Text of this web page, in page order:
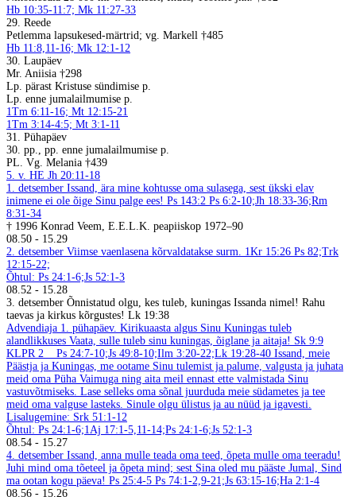
Hb 10:35-11:7; Mk 11:27-33
29. Reede
Petlemma lapsukesed-märtrid; vg. Markell †485
Hb 11:8,11-16; Mk 12:1-12
30. Laupäev
Mr. Aniisia †298
Lp. pärast Kristuse sündimise p.
Lp. enne jumalailmumise p.
1Tm 6:11-16; Mt 12:15-21
1Tm 3:14-4:5; Mt 3:1-11
31. Pühapäev
30. pp., pp. enne jumalailmumise p.
PL. Vg. Melania †439
5. v. HE Jh 20:11-18
1. detsember Issand, ära mine kohtusse oma sulasega, sest ükski elav
inimene ei ole õige Sinu palge ees! Ps 143:2 Ps 6:2-10;Jh 18:33-36;Rm
8:31-34
† 1996 Konrad Veem, E.E.L.K. peapiiskop 1972–90
08.50 - 15.29
2. detsember Viimse vaenlasena kõrvaldatakse surm. 1Kr 15:26 Ps 82;Trk
12:15-22;
Õhtul: Ps 24:1-6;Js 52:1-3
08.52 - 15.28
3. detsember Õnnistatud olgu, kes tuleb, kuningas Issanda nimel! Rahu
taevas ja kirkus kõrgustes! Lk 19:38
Advendiaja 1. pühapäev. Kirikuaasta algus Sinu Kuningas tuleb
alandlikkuses Vaata, sulle tuleb sinu kuningas, õiglane ja aitaja! Sk 9:9
KLPR 2
Ps 24:7-10;Js 49:8-10;Ilm 3:20-22;Lk 19:28-40 Issand, meie
Päästja ja Kuningas, me ootame Sinu tulemist ja palume, valgusta ja juhata
meid oma Püha Vaimuga ning aita meil ennast ette valmistada Sinu
vastuvõtmiseks. Lase selleks oma sõnal juurduda meie südametes ja tee
meid oma valguse lasteks. Sinule olgu ülistus ja au nüüd ja igavesti.
Lisalugemine: Srk 51:1-12
Õhtul: Ps 24:1-6;1Aj 17:1-5,11-14;Ps 24:1-6;Js 52:1-3
08.54 - 15.27
4. detsember Issand, anna mulle teada oma teed, õpeta mulle oma teeradu!
Juhi mind oma tõeteel ja õpeta mind; sest Sina oled mu pääste Jumal, Sind
ma ootan kogu päeva! Ps 25:4-5 Ps 74:1-2,9-21;Js 63:15-16;Ha 2:1-4
08.56 - 15.26